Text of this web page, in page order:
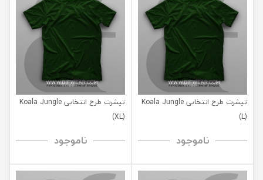
تیشرت طرح انتخابی Koala Jungle
(L)
ناموجود
تیشرت طرح انتخابی Koala Jungle
(XL)
ناموجود